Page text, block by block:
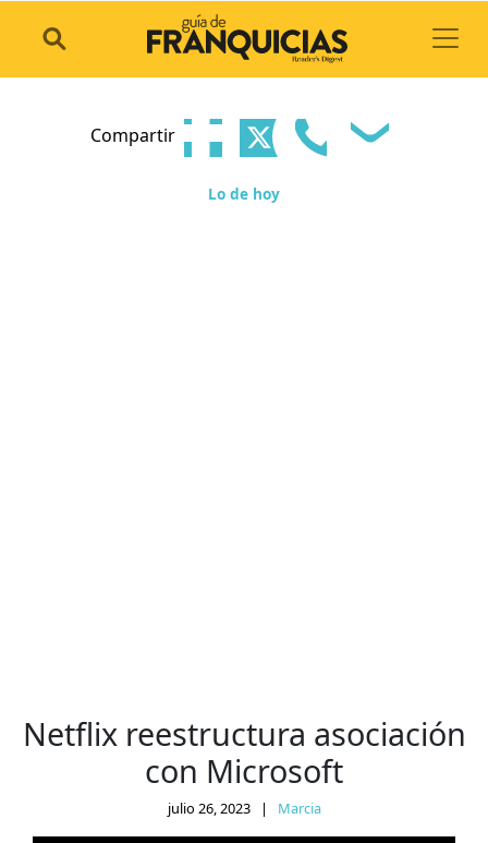
Compartir
Lo de hoy
Netflix reestructura asociación
con Microsoft
julio 26, 2023 | Marcia